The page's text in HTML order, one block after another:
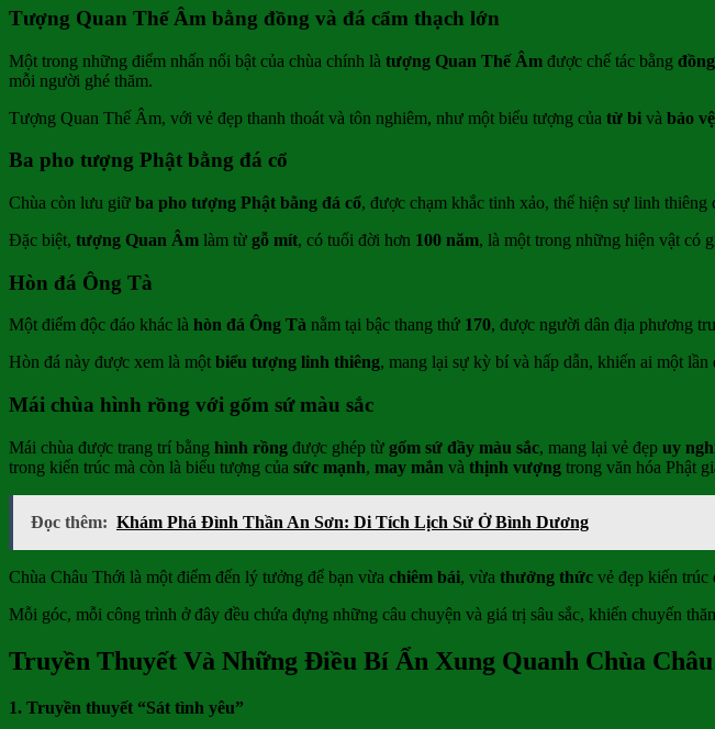
Tượng Quan Thế Âm bằng đồng và đá cẩm thạch lớn
Một trong những điểm nhấn nổi bật của chùa chính là tượng Quan Thế Âm được chế tác bằng
mỗi người ghé thăm.
Tượng Quan Thế Âm, với vẻ đẹp thanh thoát và tôn nghiêm, như một biểu tượng của từ bi và bảo vệ
Ba pho tượng Phật bằng đá cổ
Chùa còn lưu giữ ba pho tượng Phật bằng đá cổ, được chạm khắc tinh xảo, thể hiện sự linh thiêng
Đặc biệt, tượng Quan Âm làm từ gỗ mít, có tuổi đời hơn 100 năm, là một trong những hiện vật có
Hòn đá Ông Tà
Một điểm độc đáo khác là hòn đá Ông Tà nằm tại bậc thang thứ 170, được người dân địa phương
Hòn đá này được xem là một biểu tượng linh thiêng, mang lại sự kỳ bí và hấp dẫn, khiến ai một
Mái chùa hình rồng với gốm sứ màu sắc
Mái chùa được trang trí bằng hình rồng được ghép từ gốm sứ đầy màu sắc, mang lại vẻ đẹp uy
trong kiến trúc mà còn là biểu tượng của sức mạnh, may mắn và thịnh vượng trong văn hóa Phật
Đọc thêm: Khám Phá Đình Thần An Sơn: Di Tích Lịch Sử Ở Bình Dương
Chùa Châu Thới là một điểm đến lý tưởng để bạn vừa chiêm bái, vừa thưởng thức vẻ đẹp kiến trúc
Mỗi góc, mỗi công trình ở đây đều chứa đựng những câu chuyện và giá trị sâu sắc, khiến chuyến
Truyền Thuyết Và Những Điều Bí Ẩn Xung Quanh Chùa
1. Truyền thuyết “Sát tình yêu”